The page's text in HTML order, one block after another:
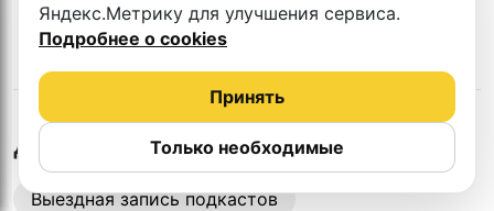
Другие студии во Владимире
Выездная запись подкастов
Яндекс.Метрику для улучшения сервиса.
Подробнее о cookies
Только необходимые
Принять